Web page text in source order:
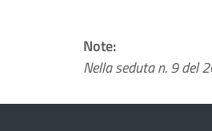
Note:
Nella seduta n. 9 del